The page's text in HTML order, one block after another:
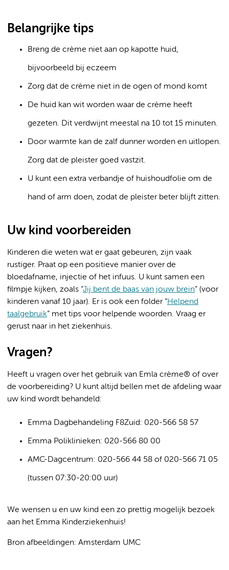
Belangrijke tips
Breng de crème niet aan op kapotte huid,
bijvoorbeeld bij eczeem
Zorg dat de crème niet in de ogen of mond komt
De huid kan wit worden waar de crème heeft
gezeten. Dit verdwijnt meestal na 10 tot 15 minuten.
Door warmte kan de zalf dunner worden en uitlopen.
Zorg dat de pleister goed vastzit.
U kunt een extra verbandje of huishoudfolie om de
hand of arm doen, zodat de pleister beter blijft zitten.
Uw kind voorbereiden
Kinderen die weten wat er gaat gebeuren, zijn vaak
rustiger. Praat op een positieve manier over de
bloedafname, injectie of het infuus. U kunt samen een
filmpje kijken, zoals “Jij bent de baas van jouw brein” (voor
kinderen vanaf 10 jaar). Er is ook een folder “Helpend
taalgebruik” met tips voor helpende woorden. Vraag er
gerust naar in het ziekenhuis.
Vragen?
Heeft u vragen over het gebruik van Emla crème® of over
de voorbereiding? U kunt altijd bellen met de afdeling waar
uw kind wordt behandeld:
Emma Dagbehandeling F8Zuid: 020-566 58 57
Emma Poliklinieken: 020-566 80 00
AMC-Dagcentrum: 020-566 44 58 of 020-566 71 05
(tussen 07:30-20:00 uur)
We wensen u en uw kind een zo prettig mogelijk bezoek
aan het Emma Kinderziekenhuis!
Bron afbeeldingen: Amsterdam UMC